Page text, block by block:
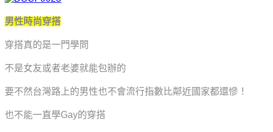
男性時尚穿搭
穿搭真的是一門學問
不是女友或者老婆就能包辦的
要不然台灣路上的男性也不會流行指數比鄰近國家都還慘！
也不能一直學Gay的穿搭